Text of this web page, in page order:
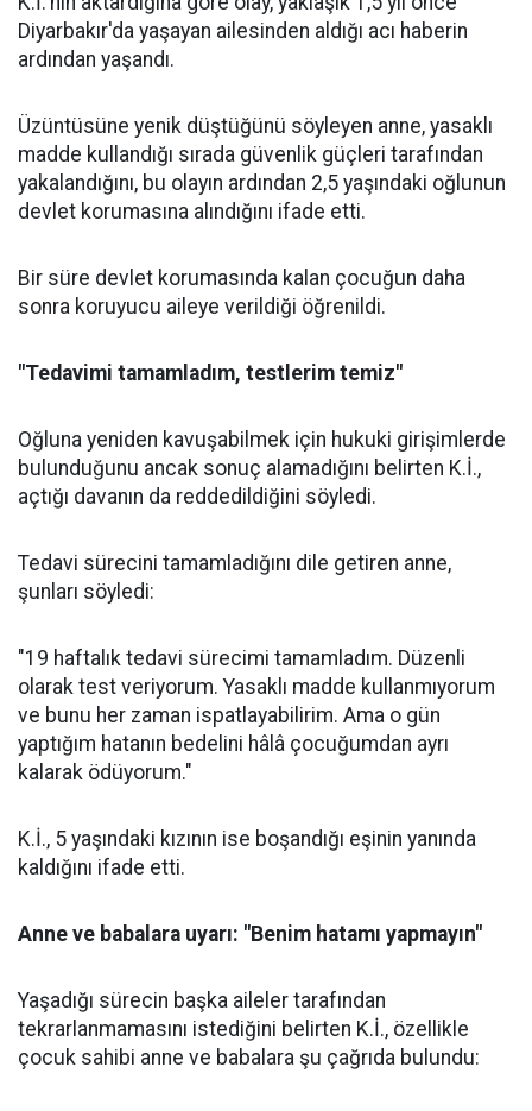
Diyarbakır'da yaşayan ailesinden aldığı acı haberin
ardından yaşandı.
Üzüntüsüne yenik düştüğünü söyleyen anne, yasaklı
madde kullandığı sırada güvenlik güçleri tarafından
yakalandığını, bu olayın ardından 2,5 yaşındaki oğlunun
devlet korumasına alındığını ifade etti.
Bir süre devlet korumasında kalan çocuğun daha
sonra koruyucu aileye verildiği öğrenildi.
"Tedavimi tamamladım, testlerim temiz"
Oğluna yeniden kavuşabilmek için hukuki girişimlerde
bulunduğunu ancak sonuç alamadığını belirten K.İ.,
açtığı davanın da reddedildiğini söyledi.
Tedavi sürecini tamamladığını dile getiren anne,
şunları söyledi:
"19 haftalık tedavi sürecimi tamamladım. Düzenli
olarak test veriyorum. Yasaklı madde kullanmıyorum
ve bunu her zaman ispatlayabilirim. Ama o gün
yaptığım hatanın bedelini hâlâ çocuğumdan ayrı
kalarak ödüyorum."
K.İ., 5 yaşındaki kızının ise boşandığı eşinin yanında
kaldığını ifade etti.
Anne ve babalara uyarı: "Benim hatamı yapmayın"
Yaşadığı sürecin başka aileler tarafından
tekrarlanmamasını istediğini belirten K.İ., özellikle
çocuk sahibi anne ve babalara şu çağrıda bulundu: